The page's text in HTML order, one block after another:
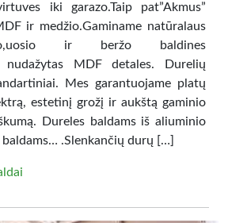
iki garazo.Taip pat”Akmus”
ir medžio.Gaminame natūralaus
ir beržo baldines
nudažytas MDF detales. Durelių
Mes garantuojame platų
estetinį grožį ir aukštą gaminio
Dureles baldams iš aliuminio
.Slenkančių durų […]